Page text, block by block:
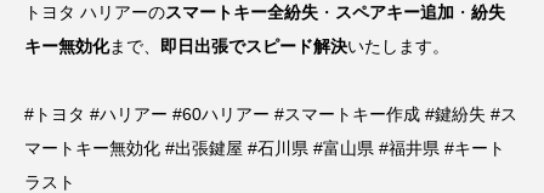
トヨタ ハリアーのスマートキー全紛失 ・ スペアキー追加 ・ 紛失
キー無効化まで、 即日出張でスピード解決いたします。
#トヨタ #ハリアー #60ハリアー #スマートキー作成 #鍵紛失 #ス
マートキー無効化 #出張鍵屋 #石川県 #富山県 #福井県 #キート
ラスト